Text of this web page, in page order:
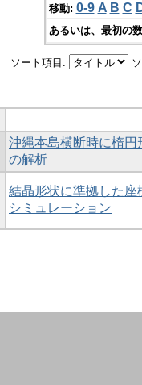
移動: 0-9 A B C
あるいは、最初の
ソート項目:
沖縄本島横断時に楕
の解析
結晶形状に準拠した
シミュレーション